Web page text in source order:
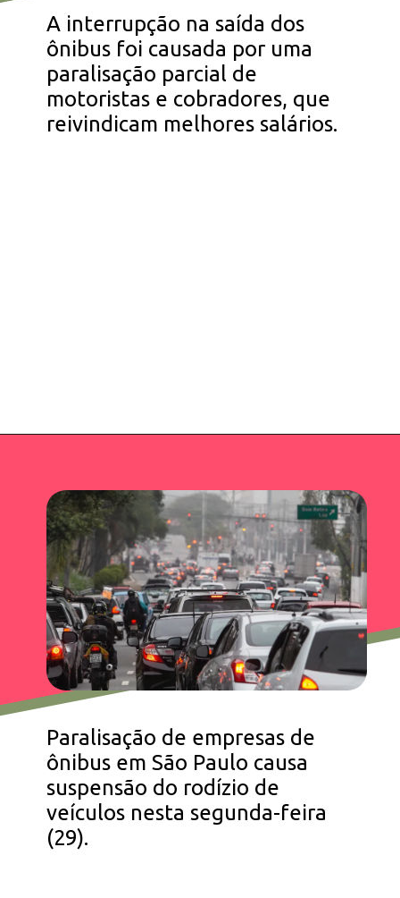
A interrupção na saída dos
ônibus foi causada por uma
paralisação parcial de
motoristas e cobradores, que
reivindicam melhores salários.
Paralisação de empresas de
ônibus em São Paulo causa
suspensão do rodízio de
veículos nesta segunda-feira
(29).